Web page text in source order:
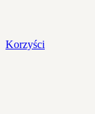
Korzyści